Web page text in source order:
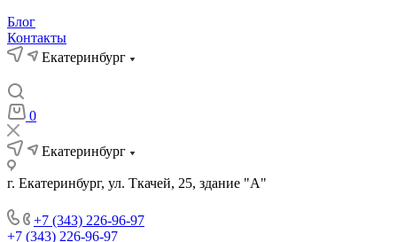
Блог
Контакты
Екатеринбург
0
Екатеринбург
г. Екатеринбург, ул. Ткачей, 25, здание "А"
+7 (343) 226-96-97
+7 (343) 226-96-97